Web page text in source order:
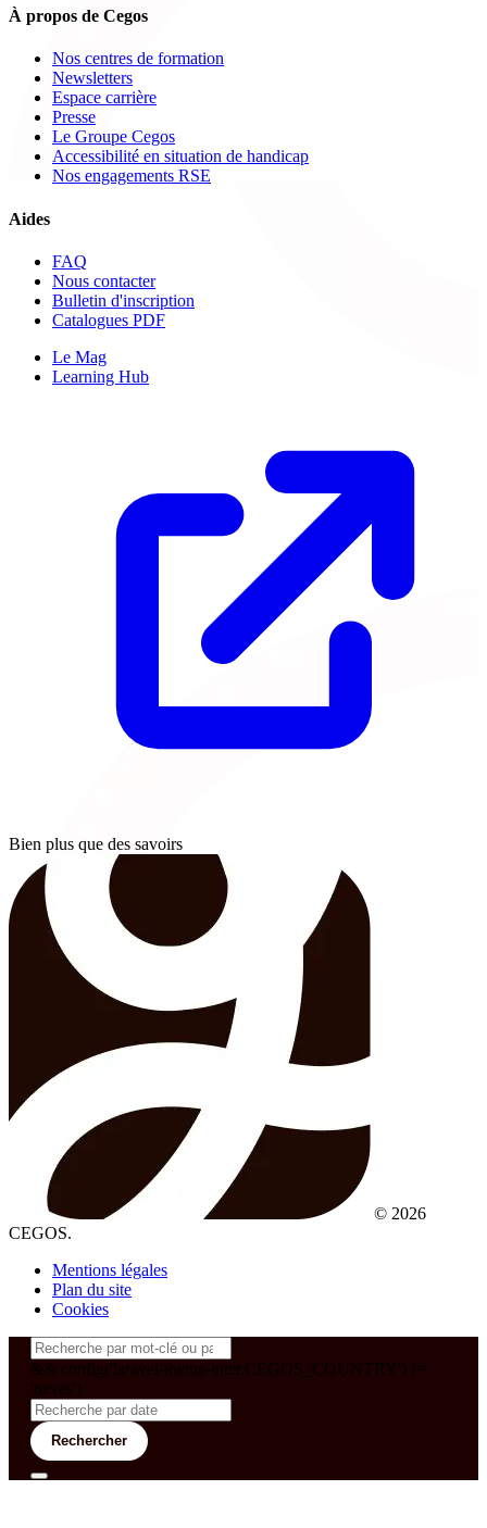
À propos de Cegos
Nos centres de formation
Newsletters
Espace carrière
Presse
Le Groupe Cegos
Accessibilité en situation de handicap
Nos engagements RSE
Aides
FAQ
Nous contacter
Bulletin d'inscription
Catalogues PDF
Le Mag
Learning Hub
Bien plus que des savoirs
© 2026
CEGOS.
Mentions légales
Plan du site
Cookies
&& config('laravel-theme-inter.CEGOS_COUNTRY') !=
'neves')
Rechercher